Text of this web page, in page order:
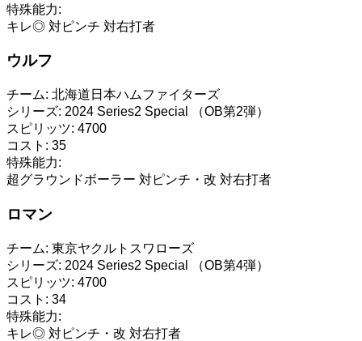
特殊能力:
キレ◎ 対ピンチ 対右打者
ウルフ
チーム: 北海道日本ハムファイターズ
シリーズ: 2024 Series2 Special （OB第2弾）
スピリッツ: 4700
コスト: 35
特殊能力:
超グラウンドボーラー 対ピンチ・改 対右打者
ロマン
チーム: 東京ヤクルトスワローズ
シリーズ: 2024 Series2 Special （OB第4弾）
スピリッツ: 4700
コスト: 34
特殊能力:
キレ◎ 対ピンチ・改 対右打者